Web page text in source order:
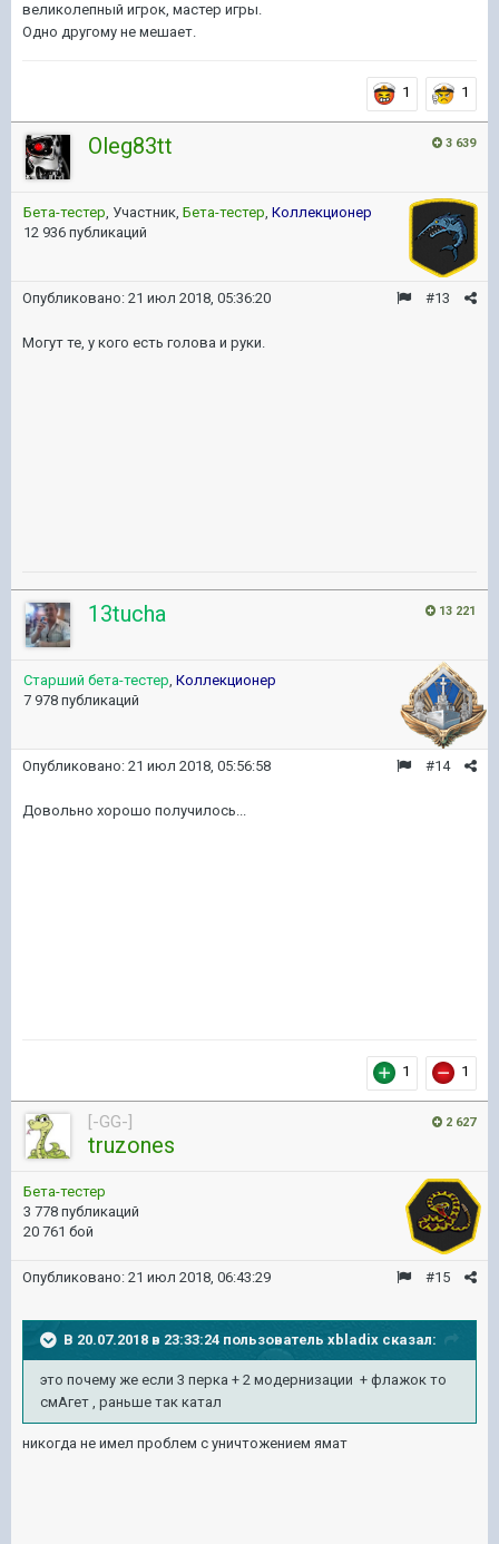
великолепный игрок, мастер игры.
Одно другому не мешает.
1 1
3 639
Oleg83tt
Бета-тестер , Участник, Бета-тестер Коллекционер
12 936 публикаций
#13
Опубликовано: 21 июл 2018, 05:36:20
Могут те, у кого есть голова и руки.
13 221
13tucha
Старший бета-тестер Коллекционер
7 978 публикаций
#14
Опубликовано: 21 июл 2018, 05:56:58
Довольно хорошо получилось...
1 1
2 627
[-GG-]
truzones
Бета-тестер
3 778 публикаций
20 761 бой
#15
Опубликовано: 21 июл 2018, 06:43:29
В 20.07.2018 в 23:33:24 пользователь xbladix сказал:
это почему же если 3 перка + 2 модернизации + флажок то
смАгет , раньше так катал
никогда не имел проблем с уничтожением ямат